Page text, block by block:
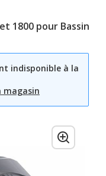
1800 pour Bassin
indisponible à la
magasin